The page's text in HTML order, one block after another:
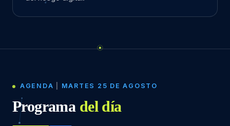
AGENDA MARTES 25 DE AGOSTO
Programa del día